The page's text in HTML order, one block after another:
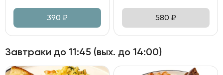
390 ₽ 580 ₽
Завтраки до 11:45 (вых. до 14:00)